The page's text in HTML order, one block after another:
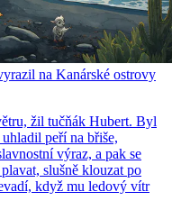
na Kanárské ostrovy
žil tučňák Hubert. Byl
peří na břiše,
výraz, a pak se
slušně klouzat po
když mu ledový vítr